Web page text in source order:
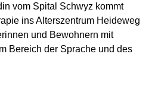
vom Spital Schwyz kommt
ins Alterszentrum Heideweg
und Bewohnern mit
Bereich der Sprache und des